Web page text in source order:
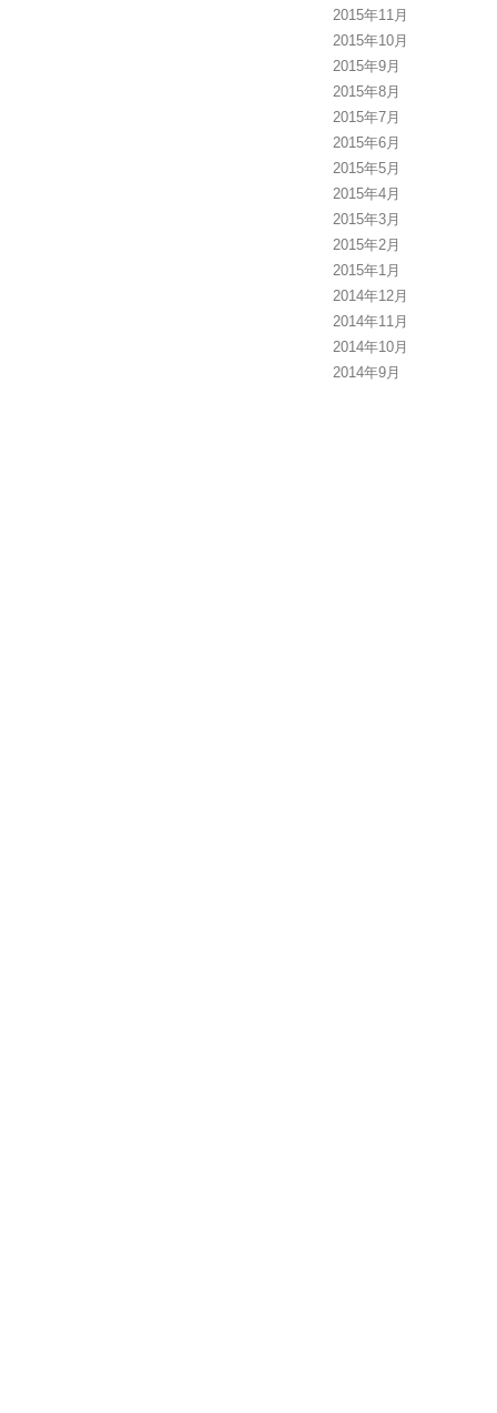
2015年11月
2015年10月
2015年9月
2015年8月
2015年7月
2015年6月
2015年5月
2015年4月
2015年3月
2015年2月
2015年1月
2014年12月
2014年11月
2014年10月
2014年9月